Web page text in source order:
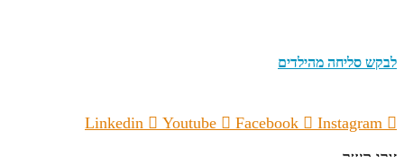
לבקש סליחה מהילדים
Linkedin Youtube Facebook
Instagram